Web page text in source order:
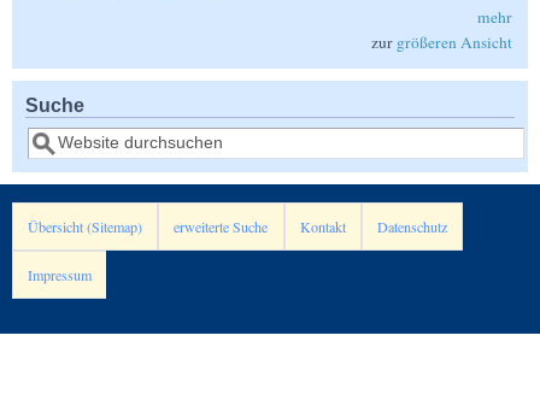
mehr
zur größeren Ansicht
Suche
Suche
Übersicht (Sitemap) erweiterte Suche Kontakt Datenschutz
Impressum